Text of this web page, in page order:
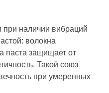
при наличии вибраций
волокна
паста защищает от
Такой союз
при умеренных